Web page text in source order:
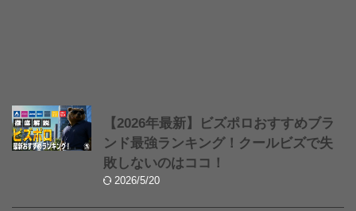
【2026年最新】ビズポロおすすめブラ
ンド最強ランキング！クールビズで失
敗しないのはココ！
2026/5/20